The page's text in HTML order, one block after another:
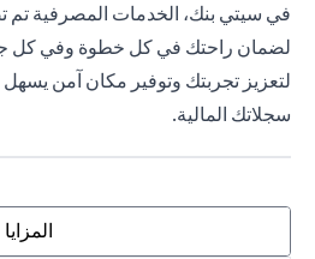
في سيتي بنك، الخدمات المصرفية تم
لضمان راحتك في كل خطوة وفي كل
لتعزيز تجربتك وتوفير مكان آمن يسهل
سجلاتك المالية.
المزايا